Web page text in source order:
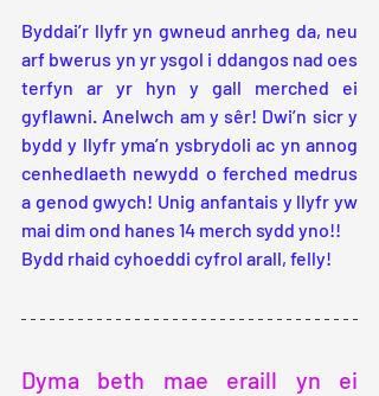
Byddai’r llyfr yn gwneud anrheg da, neu
arf bwerus yn yr ysgol i ddangos nad oes
terfyn ar yr hyn y gall merched ei
gyflawni. Anelwch am y sêr! Dwi’n sicr y
bydd y llyfr yma’n ysbrydoli ac yn annog
cenhedlaeth newydd o ferched medrus
a genod gwych! Unig anfantais y llyfr yw
mai dim ond hanes 14 merch sydd yno!!
Bydd rhaid cyhoeddi cyfrol arall, felly!
Dyma beth mae eraill yn ei